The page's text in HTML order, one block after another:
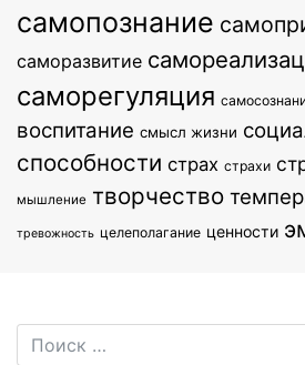
самопознание
саморазвитие
саморегуляция
воспитание смысл жизни
способности страх страхи
мышление творчество
тревожность целеполагание ценности